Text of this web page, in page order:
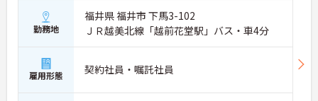
勤務地
福井県 福井市 下馬3-102
ＪＲ越美北線「越前花堂駅」バス・車4分
雇用形態 契約社員・嘱託社員